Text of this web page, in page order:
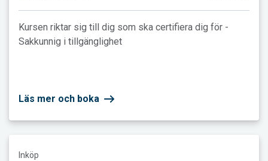
Kursen riktar sig till dig som ska certifiera dig för -
Sakkunnig i tillgänglighet
Läs mer och boka
Inköp